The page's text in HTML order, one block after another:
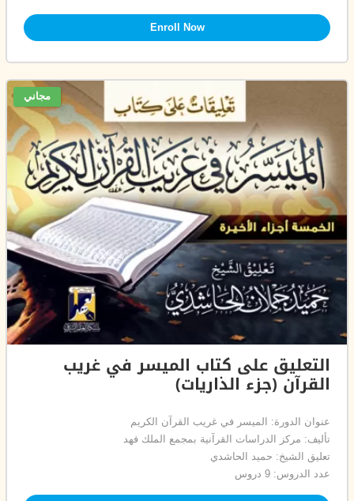
Enroll Now
مجاني
التعليق على كتاب الميسر في غريب
القرآن (جزء الذاريات)
عنوان الدورة: الميسر في غريب القرآن الكريم
تأليف: مركز الدراسات القرآنية بمجمع الملك فهد
تعليق الشيخ: حميد الحاشدي
عدد الدروس: 9 دروس